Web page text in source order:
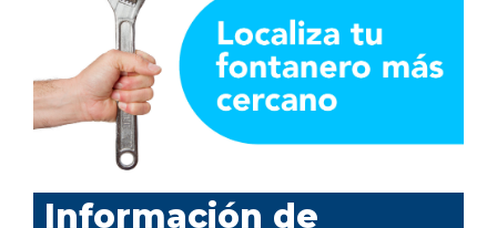
Información de